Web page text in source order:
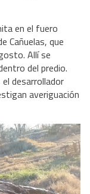
en el fuero
Cañuelas, que
Allí se
del predio.
desarrollador
averiguación